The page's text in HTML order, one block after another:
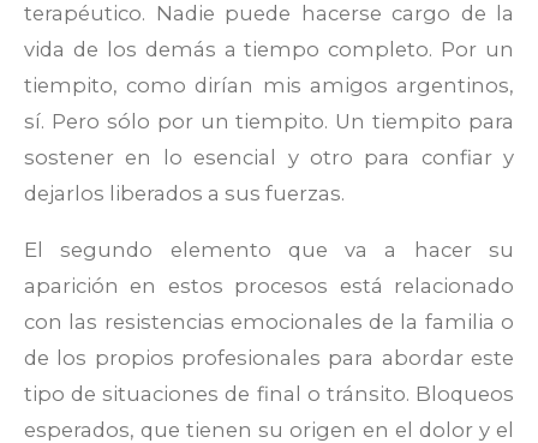
terapéutico. Nadie puede hacerse cargo de la
vida de los demás a tiempo completo. Por un
tiempito, como dirían mis amigos argentinos,
sí. Pero sólo por un tiempito. Un tiempito para
sostener en lo esencial y otro para confiar y
dejarlos liberados a sus fuerzas.
El segundo elemento que va a hacer su
aparición en estos procesos está relacionado
con las resistencias emocionales de la familia o
de los propios profesionales para abordar este
tipo de situaciones de final o tránsito. Bloqueos
esperados, que tienen su origen en el dolor y el